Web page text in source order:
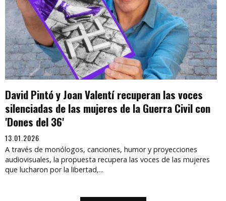
David Pintó y Joan Valentí recuperan las voces
silenciadas de las mujeres de la Guerra Civil con
'Dones del 36'
13.01.2026
A través de monólogos, canciones, humor y proyecciones
audiovisuales, la propuesta recupera las voces de las mujeres
que lucharon por la libertad,...